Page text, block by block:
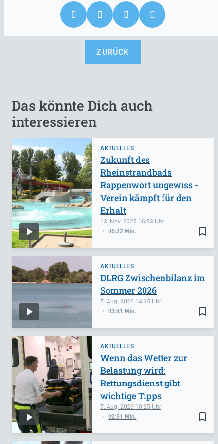
ZURÜCK
Das könnte Dich auch
interessieren
AKTUELLES
bookmark_border
13. Nov. 2025 16:53
06:22 Min.
Zukunft des
Rheinstrandbads
Rappenwört ungewiss -
Verein kämpft für den
Erhalt
AKTUELLES
bookmark_border
7. Aug. 2026 14:35
03:41 Min.
DLRG Zwischenbilanz im
Sommer 2026
AKTUELLES
bookmark_border
7. Aug. 2026 10:25
02:51 Min.
Wenn das Wetter zur
Belastung wird:
Rettungsdienst gibt
wichtige Tipps